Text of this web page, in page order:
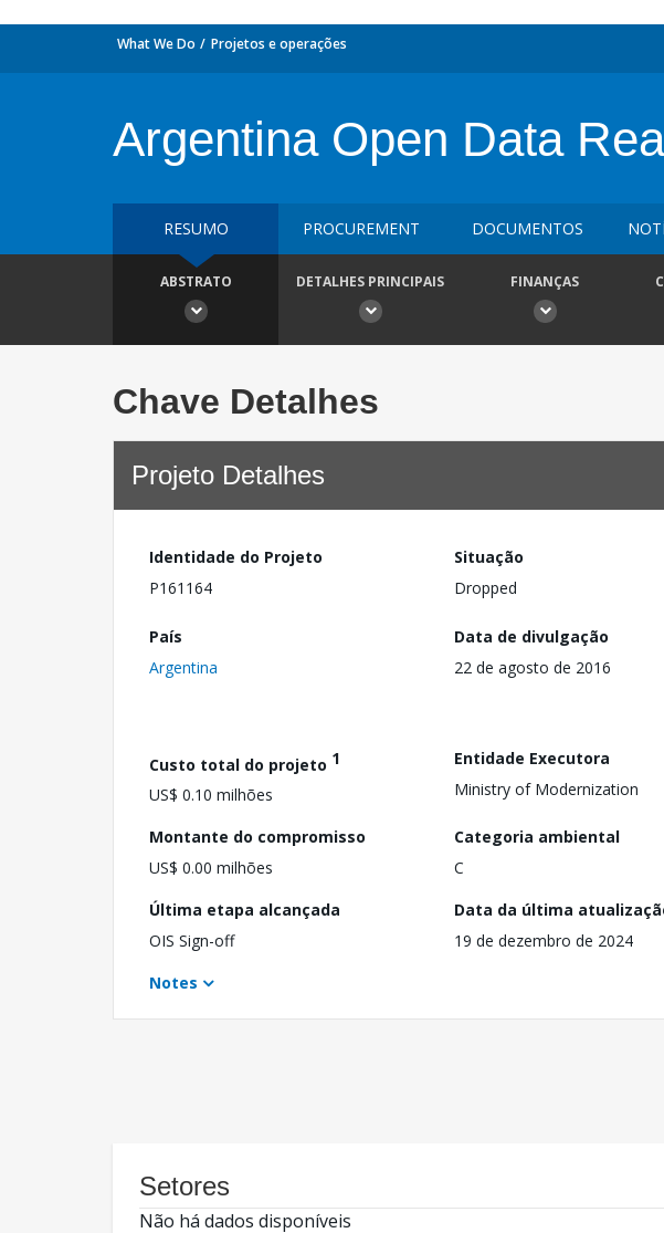
What We Do Projetos e operações
Argentina Open Data
RESUMO PROCUREMENT DOCUMENTOS
ABSTRATO DETALHES PRINCIPAIS FINANÇAS
Chave Detalhes
Projeto Detalhes
Identidade do Projeto
P161164
Situação
Dropped
País
Argentina
Data de divulgação
22 de agosto de 2016
Custo total do projeto 1
US$ 0.10 milhões
Entidade Executora
Ministry of Modernization
Montante do compromisso
US$ 0.00 milhões
Categoria ambiental
C
Última etapa alcançada
OIS Sign-off
Data da última
19 de dezembro de 2024
Notes
Setores
Não há dados disponíveis